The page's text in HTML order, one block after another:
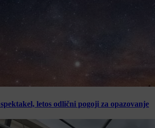
letos odlični pogoji za opazovanje